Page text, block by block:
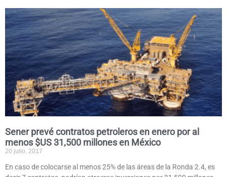
Sener prevé contratos petroleros en enero por al
menos $US 31,500 millones en México
20 julio, 2017
En caso de colocarse al menos 25% de las áreas de la Ronda 2.4, es